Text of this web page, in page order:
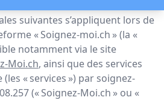
suivantes s’appliquent lors de
« Soignez-moi.ch » (la «
notamment via le site
Moi.ch, ainsi que des services
« services ») par soignez-
(« Soignez-Moi.ch » ou «